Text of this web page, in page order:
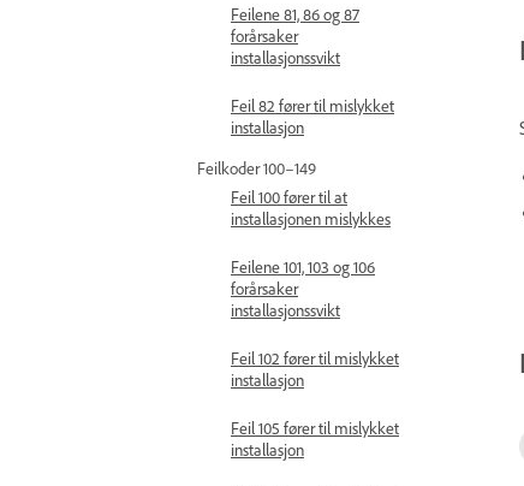
Feilene 81, 86 og 87
forårsaker
installasjonssvikt
Feil 82 fører til mislykket
installasjon
Feilkoder 100–149
Feil 100 fører til at
installasjonen mislykkes
Feilene 101, 103 og 106
forårsaker
installasjonssvikt
Feil 102 fører til mislykket
installasjon
Feil 105 fører til mislykket
installasjon